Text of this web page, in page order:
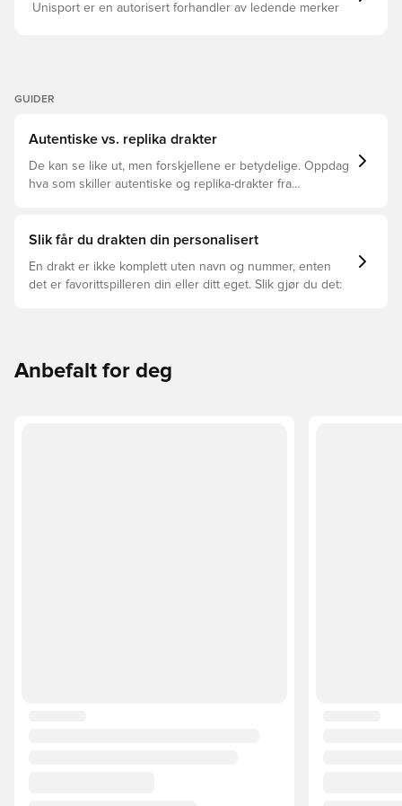
Unisport er en autorisert forhandler av ledende merker
GUIDER
Autentiske vs. replika drakter
De kan se like ut, men forskjellene er betydelige. Oppdag
hva som skiller autentiske og replika-drakter fra
Slik får du drakten din personalisert
En drakt er ikke komplett uten navn og nummer, enten
det er favorittspilleren din eller ditt eget. Slik gjør du det:
Anbefalt for deg